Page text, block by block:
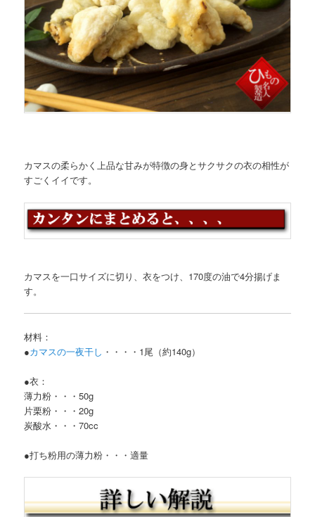
カマスの柔らかく上品な甘みが特徴の身とサクサクの衣の相性が
すごくイイです。
カマスを一口サイズに切り、衣をつけ、170度の油で4分揚げま
す。
材料：
●カマスの一夜干し ・・・・1尾（約140g）
●衣：
薄力粉・・・50g
片栗粉・・・20g
炭酸水・・・70cc
●打ち粉用の薄力粉・・・適量